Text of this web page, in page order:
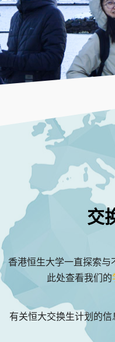
交
香港恒生大学一直探索
此处查看我们的
有关恒大交换生计划的